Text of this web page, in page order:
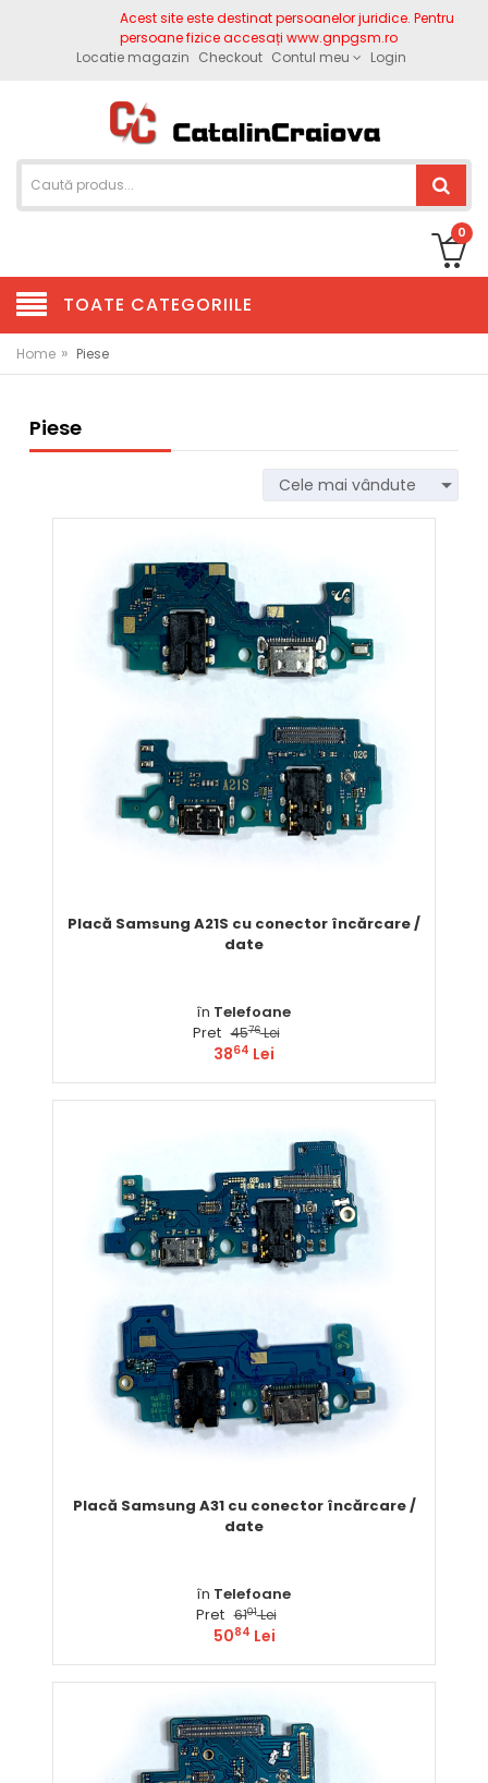
Acest site este destinat persoanelor juridice. Pentru comenzi
persoane fizice accesați www.gnpgsm.ro
Locatie magazin Checkout Contul meu Login
0
TOATE CATEGORIILE
Home » Piese
Piese
Placă Samsung A21S cu conector încărcare /
date
în Telefoane
Pret 4576Lei
3864 Lei
Placă Samsung A31 cu conector încărcare /
date
în Telefoane
Pret 6101Lei
5084 Lei